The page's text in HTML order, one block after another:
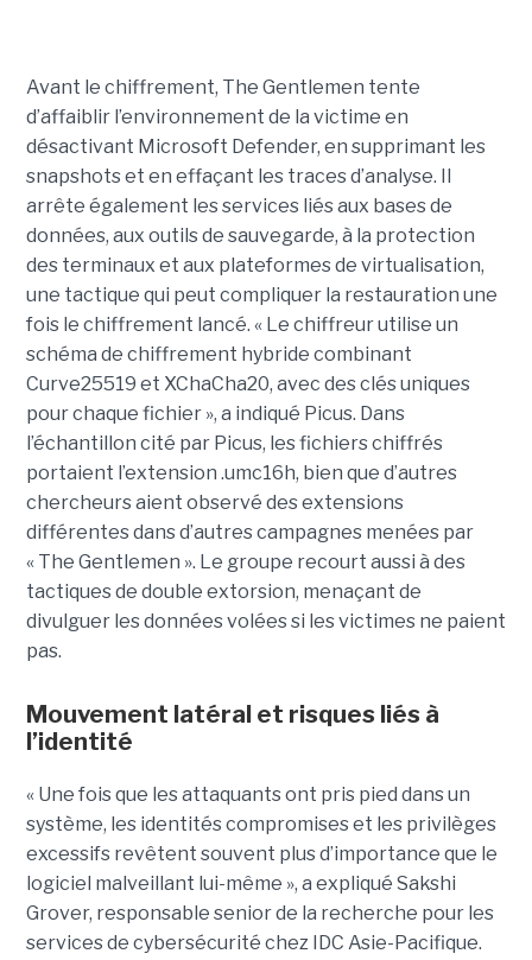
Avant le chiffrement, The Gentlemen tente
d’affaiblir l’environnement de la victime en
désactivant Microsoft Defender, en supprimant les
snapshots et en effaçant les traces d’analyse. Il
arrête également les services liés aux bases de
données, aux outils de sauvegarde, à la protection
des terminaux et aux plateformes de virtualisation,
une tactique qui peut compliquer la restauration une
fois le chiffrement lancé. « Le chiffreur utilise un
schéma de chiffrement hybride combinant
Curve25519 et XChaCha20, avec des clés uniques
pour chaque fichier », a indiqué Picus. Dans
l’échantillon cité par Picus, les fichiers chiffrés
portaient l’extension .umc16h, bien que d’autres
chercheurs aient observé des extensions
différentes dans d’autres campagnes menées par
« The Gentlemen ». Le groupe recourt aussi à des
tactiques de double extorsion, menaçant de
divulguer les données volées si les victimes ne paient
pas.
Mouvement latéral et risques liés à
l’identité
« Une fois que les attaquants ont pris pied dans un
système, les identités compromises et les privilèges
excessifs revêtent souvent plus d’importance que le
logiciel malveillant lui-même », a expliqué Sakshi
Grover, responsable senior de la recherche pour les
services de cybersécurité chez IDC Asie-Pacifique.